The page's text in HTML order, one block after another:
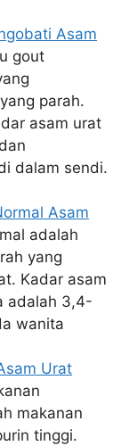
Asam
gout
parah.
asam urat
dalam sendi.
Asam
adalah
yang
Kadar asam
adalah 3,4-
wanita
Urat
makanan
tinggi.